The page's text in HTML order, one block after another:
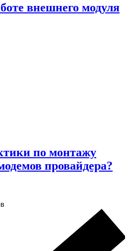
внешнего модуля
по монтажу
провайдера?